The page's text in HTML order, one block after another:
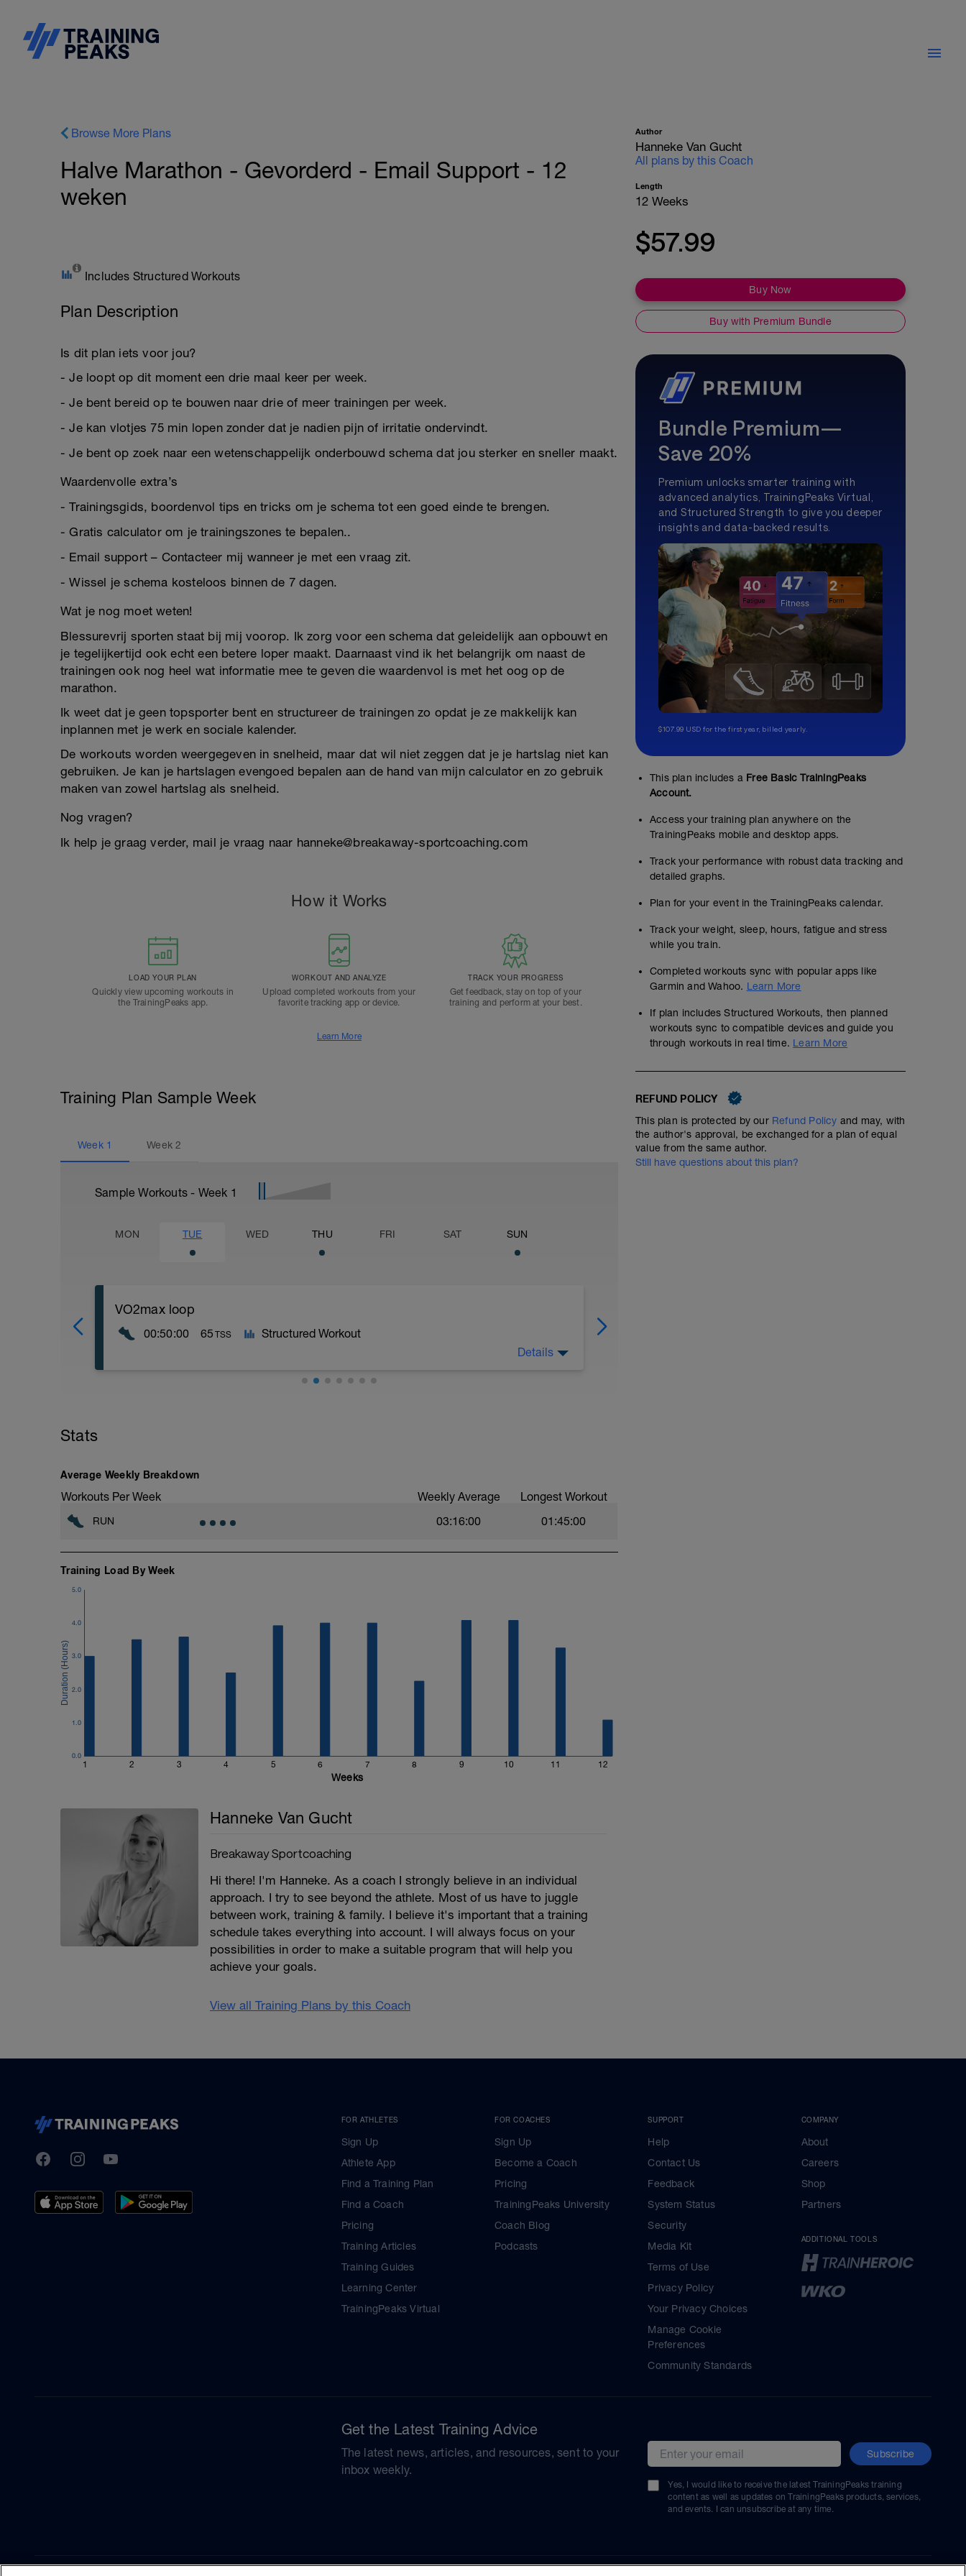
Browse More Plans
Halve Marathon - Gevorderd - Email Support - 12
weken
Includes Structured Workouts
Plan Description
Is dit plan iets voor jou?
- Je loopt op dit moment een drie maal keer per week.
- Je bent bereid op te bouwen naar drie of meer trainingen per week.
- Je kan vlotjes 75 min lopen zonder dat je nadien pijn of irritatie ondervindt.
- Je bent op zoek naar een wetenschappelijk onderbouwd schema dat jou sterker en sneller maakt.
Waardenvolle extra’s
- Trainingsgids, boordenvol tips en tricks om je schema tot een goed einde te brengen.
- Gratis calculator om je trainingszones te bepalen..
- Email support – Contacteer mij wanneer je met een vraag zit.
- Wissel je schema kosteloos binnen de 7 dagen.
Wat je nog moet weten!
Blessurevrij sporten staat bij mij voorop. Ik zorg voor een schema dat geleidelijk aan opbouwt en
je tegelijkertijd ook echt een betere loper maakt. Daarnaast vind ik het belangrijk om naast de
trainingen ook nog heel wat informatie mee te geven die waardenvol is met het oog op de
marathon.
Ik weet dat je geen topsporter bent en structureer de trainingen zo opdat je ze makkelijk kan
inplannen met je werk en sociale kalender.
De workouts worden weergegeven in snelheid, maar dat wil niet zeggen dat je je hartslag niet kan
gebruiken. Je kan je hartslagen evengoed bepalen aan de hand van mijn calculator en zo gebruik
maken van zowel hartslag als snelheid.
Nog vragen?
Ik help je graag verder, mail je vraag naar hanneke@breakaway-sportcoaching.com
How it Works
LOAD YOUR PLAN
Quickly view upcoming workouts in
the TrainingPeaks app.
WORKOUT AND ANALYZE
Upload completed workouts from your
favorite tracking app or device.
TRACK YOUR PROGRESS
Get feedback, stay on top of your
training and perform at your best.
Learn More
Training Plan Sample Week
Week 1 Week2
Sample Workouts - Week 1
MON TUE WED THU FRI SAT SUN
VO2max loop
00:50:00 65 TSS Structured Workout
duur
Cooling down
Details
Stats
Average Weekly Breakdown
Workouts Per Week Weekly Average Longest Workout
RUN 03:16:00 01:45:00
Training Load By Week
1 2 3 4 5 6 7 8 9 10 11 12
0.0
1.0
2.0
3.0
4.0
5.0
Weeks
Hanneke Van Gucht
Breakaway Sportcoaching
Hi there! I'm Hanneke. As a coach I strongly believe in an individual
approach. I try to see beyond the athlete. Most of us have to juggle
between work, training & family. I believe it's important that a training
schedule takes everything into account. I will always focus on your
possibilities in order to make a suitable program that will help you
achieve your goals.
View all Training Plans by this Coach
Author
Hanneke Van Gucht
All plans by this Coach
Length
12 Weeks
$57.99
Buy Now
Buy with Premium Bundle
Bundle Premium—
Save 20%
Premium unlocks smarter training with
advanced analytics, TrainingPeaks Virtual,
and Structured Strength to give you deeper
insights and data-backed results.
$107.99 USD for the first year, billed yearly.
This plan includes a Free Basic TrainingPeaks
Account.
Access your training plan anywhere on the
TrainingPeaks mobile and desktop apps.
Track your performance with robust data tracking and
detailed graphs.
Plan for your event in the TrainingPeaks calendar.
Track your weight, sleep, hours, fatigue and stress
while you train.
Completed workouts sync with popular apps like
Garmin and Wahoo. Learn More
If plan includes Structured Workouts, then planned
workouts sync to compatible devices and guide you
through workouts in real time. Learn More
REFUND POLICY
This plan is protected by our Refund Policy and may, with
the author's approval, be exchanged for a plan of equal
value from the same author.
Still have questions about this plan?
TrainingPeaks
FacebookInstagramYoutube
FOR ATHLETES
Sign Up
Athlete App
Find a Training Plan
Find a Coach
Pricing
Training Articles
Training Guides
Learning Center
TrainingPeaks Virtual
FOR COACHES
Sign Up
Become a Coach
Pricing
TrainingPeaks University
Coach Blog
Podcasts
SUPPORT
Help
Contact Us
Feedback
System Status
Security
Media Kit
Terms of Use
Privacy Policy
Your Privacy Choices
Manage Cookie
Preferences
Community Standards
COMPANY
About
Careers
Shop
Partners
ADDITIONAL TOOLS
Get the Latest Training Advice
The latest news, articles, and resources, sent to your
inbox weekly.
Email address Subscribe
Yes, I would like to receive the latest TrainingPeaks training
content as well as updates on TrainingPeaks products, services,
and events. I can unsubscribe at any time.